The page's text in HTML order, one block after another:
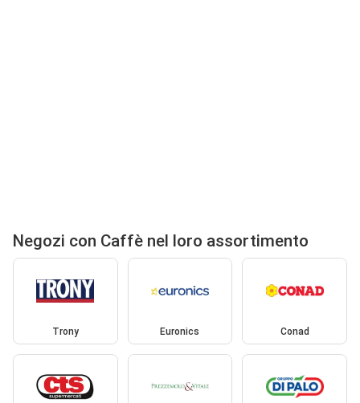
Negozi con Caffè nel loro assortimento
Trony Euronics Conad